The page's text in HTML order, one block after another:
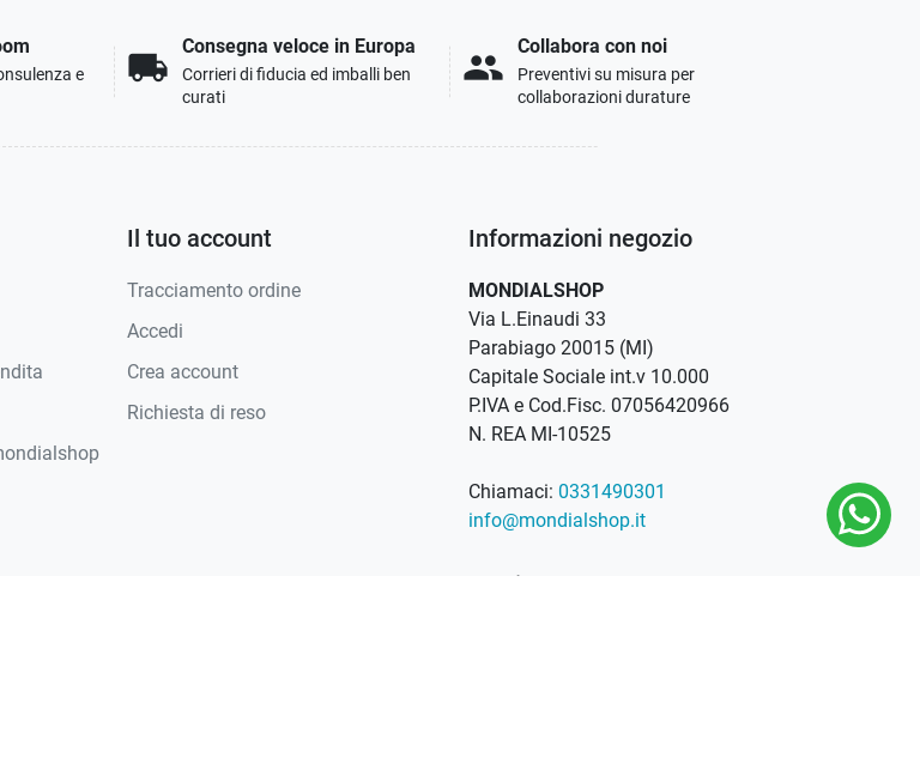
e
local_shipping
Consegna veloce in Europa
Corrieri di fiducia ed imballi ben
curati
people
Collabora con noi
Preventivi su misura per
collaborazioni durature
Il tuo account
Tracciamento ordine
Accedi
Crea account
Richiesta di reso
Informazioni negozio
MONDIALSHOP
Via L.Einaudi 33
Parabiago 20015 (MI)
Capitale Sociale int.v 10.000
P.IVA e Cod.Fisc. 07056420966
N. REA MI-10525
Chiamaci: 0331490301
info@mondialshop.it
Orari apertura